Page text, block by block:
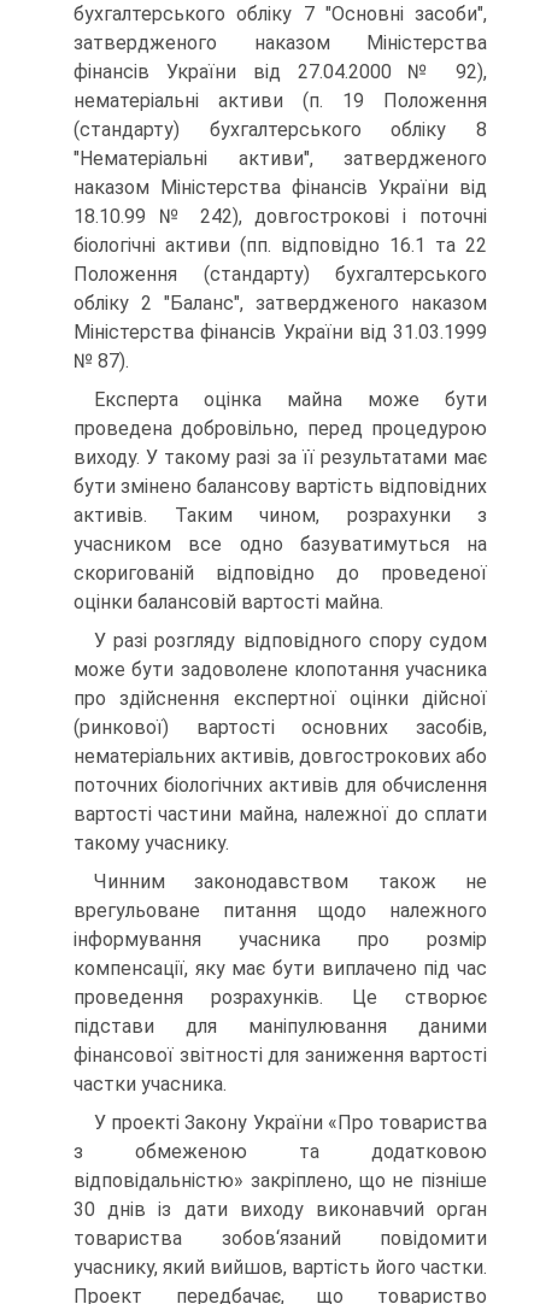
бухгалтерського обліку 7 "Основні засоби",
затвердженого наказом Міністерства
фінансів України від 27.04.2000 № 92),
нематеріальні активи (п. 19 Положення
(стандарту) бухгалтерського обліку 8
"Нематеріальні активи", затвердженого
наказом Міністерства фінансів України від
18.10.99 № 242), довгострокові і поточні
біологічні активи (пп. відповідно 16.1 та 22
Положення (стандарту) бухгалтерського
обліку 2 "Баланс", затвердженого наказом
Міністерства фінансів України від 31.03.1999
№ 87).
Експерта оцінка майна може бути
проведена добровільно, перед процедурою
виходу. У такому разі за її результатами має
бути змінено балансову вартість відповідних
активів. Таким чином, розрахунки з
учасником все одно базуватимуться на
скоригованій відповідно до проведеної
оцінки балансовій вартості майна.
У разі розгляду відповідного спору судом
може бути задоволене клопотання учасника
про здійснення експертної оцінки дійсної
(ринкової) вартості основних засобів,
нематеріальних активів, довгострокових або
поточних біологічних активів для обчислення
вартості частини майна, належної до сплати
такому учаснику.
Чинним законодавством також не
врегульоване питання щодо належного
інформування учасника про розмір
компенсації, яку має бути виплачено під час
проведення розрахунків. Це створює
підстави для маніпулювання даними
фінансової звітності для заниження вартості
частки учасника.
У проекті Закону України «Про товариства
з обмеженою та додатковою
відповідальністю» закріплено, що не пізніше
30 днів із дати виходу виконавчий орган
товариства зобов‘язаний повідомити
учаснику, який вийшов, вартість його частки.
Проект передбачає, що товариство